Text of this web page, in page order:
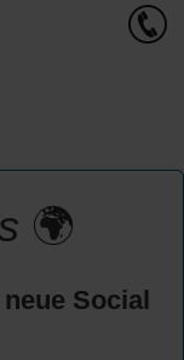
🌍
Social